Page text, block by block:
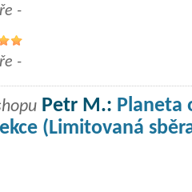
-
-
Petr M.: Planeta
(Limitovaná